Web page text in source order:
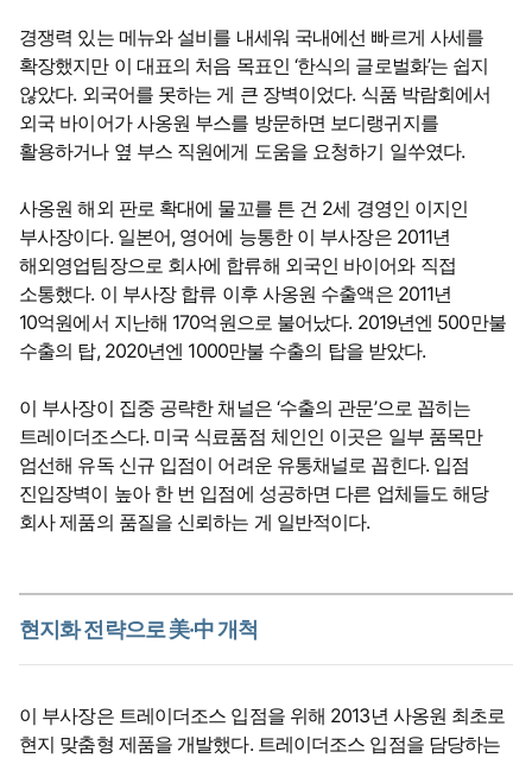
경쟁력 있는 메뉴와 설비를 내세워 국내에선 빠르게 사세를
확장했지만 이 대표의 처음 목표인 ‘한식의 글로벌화’는 쉽지
않았다. 외국어를 못하는 게 큰 장벽이었다. 식품 박람회에서
외국 바이어가 사옹원 부스를 방문하면 보디랭귀지를
활용하거나 옆 부스 직원에게 도움을 요청하기 일쑤였다.
사옹원 해외 판로 확대에 물꼬를 튼 건 2세 경영인 이지인
부사장이다. 일본어, 영어에 능통한 이 부사장은 2011년
해외영업팀장으로 회사에 합류해 외국인 바이어와 직접
소통했다. 이 부사장 합류 이후 사옹원 수출액은 2011년
10억원에서 지난해 170억원으로 불어났다. 2019년엔 500만불
수출의 탑, 2020년엔 1000만불 수출의 탑을 받았다.
이 부사장이 집중 공략한 채널은 ‘수출의 관문’으로 꼽히는
트레이더조스다. 미국 식료품점 체인인 이곳은 일부 품목만
엄선해 유독 신규 입점이 어려운 유통채널로 꼽힌다. 입점
진입장벽이 높아 한 번 입점에 성공하면 다른 업체들도 해당
회사 제품의 품질을 신뢰하는 게 일반적이다.
현지화 전략으로 美·中 개척
이 부사장은 트레이더조스 입점을 위해 2013년 사옹원 최초로
현지 맞춤형 제품을 개발했다. 트레이더조스 입점을 담당하는